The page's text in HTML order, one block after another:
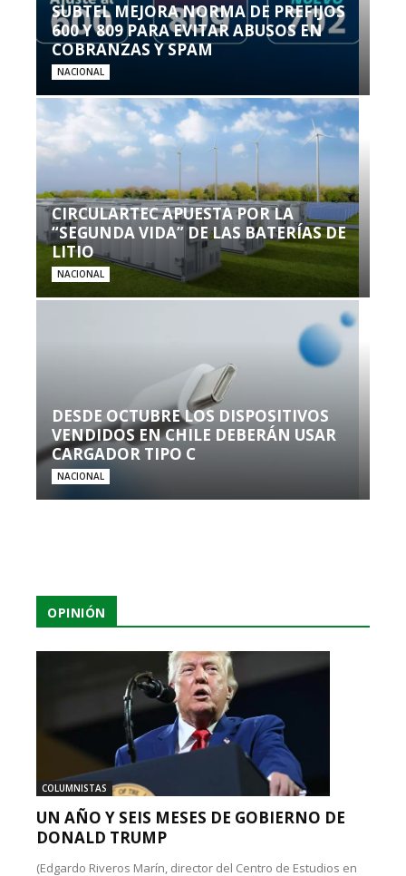
SUBTEL MEJORA NORMA DE PREFIJOS
600 Y 809 PARA EVITAR ABUSOS EN
COBRANZAS Y SPAM
NACIONAL
CIRCULARTEC APUESTA POR LA
“SEGUNDA VIDA” DE LAS BATERÍAS DE
LITIO
NACIONAL
DESDE OCTUBRE LOS DISPOSITIVOS
VENDIDOS EN CHILE DEBERÁN USAR
CARGADOR TIPO C
NACIONAL
OPINIÓN
COLUMNISTAS
UN AÑO Y SEIS MESES DE GOBIERNO DE
DONALD TRUMP
(Edgardo Riveros Marín, director del Centro de Estudios en